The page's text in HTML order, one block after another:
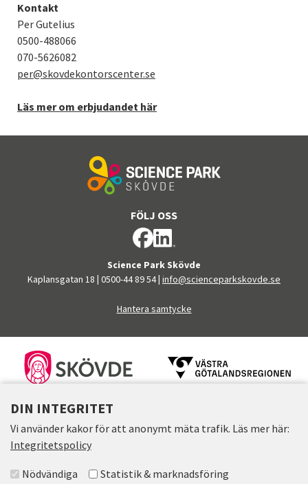
DIN INTEGRITET
Vi använder kakor för att anonymt mäta trafik. Läs mer här:
Integritetspolicy
Välj accepterade grupper
Nödvändiga Statistik & marknadsföring
Kontakt
Per Gutelius
0500-488066
070-5626082
per@skovdekontorscenter.se
Läs mer om erbjudandet här
Science Park Skövde
Kaplansgatan 18 | 0500-44 89 54| info@scienceparkskovde.se
Hantera samtycke
FÖLJ OSS
FINANSIÄRER